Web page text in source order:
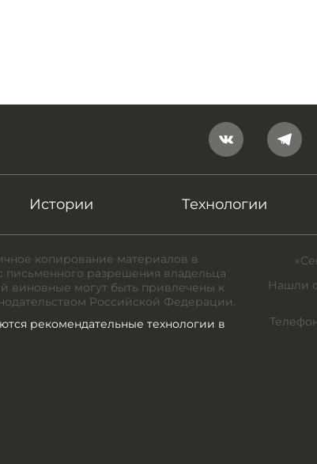
Истории Технологии
Нашли
копирование материалов в
письменного разрешения владельца
виновные могут быть привлечены к
Российской Федерации.
рекомендательные технологии в